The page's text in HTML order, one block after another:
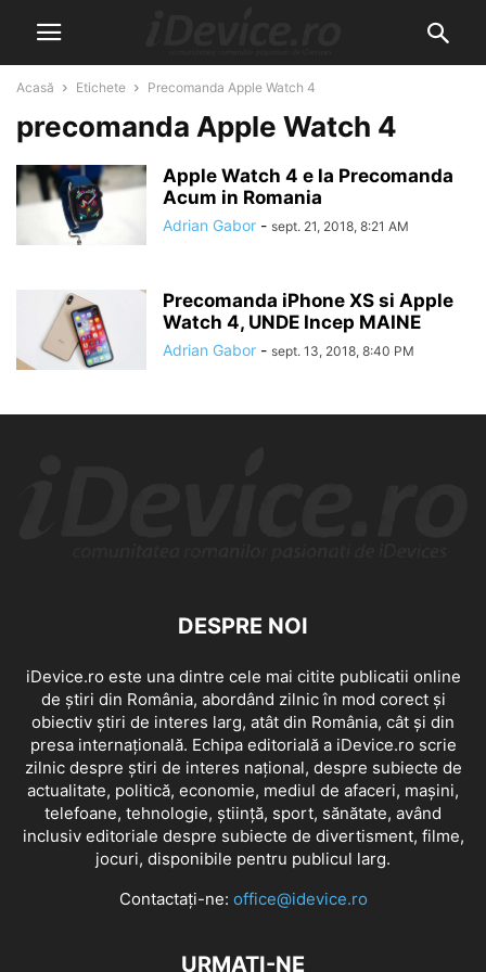
Acasă Etichete Precomanda Apple Watch 4
precomanda Apple Watch 4
Apple Watch 4 e la Precomanda
Acum in Romania
Adrian Gabor - sept. 21, 2018, 8:21 AM
Precomanda iPhone XS si Apple
Watch 4, UNDE Incep MAINE
Adrian Gabor - sept. 13, 2018, 8:40 PM
DESPRE NOI
iDevice.ro este una dintre cele mai citite publicatii online
de știri din România, abordând zilnic în mod corect și
obiectiv știri de interes larg, atât din România, cât și din
presa internațională. Echipa editorială a iDevice.ro scrie
zilnic despre știri de interes național, despre subiecte de
actualitate, politică, economie, mediul de afaceri, mașini,
telefoane, tehnologie, știință, sport, sănătate, având
inclusiv editoriale despre subiecte de divertisment, filme,
jocuri, disponibile pentru publicul larg.
Contactați-ne: office@idevice.ro
URMAȚI-NE